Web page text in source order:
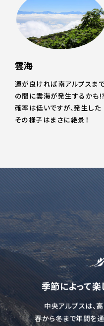
雲海
運が良ければ南アルプスま
の間に雲海が発生するかも!?
確率は低いですが、発生した
その様子はまさに絶景！
季節によって
中央アルプスは、
春から冬まで年間を